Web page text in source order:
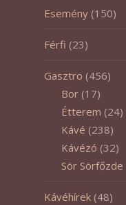
Esemény (150)
Férfi (23)
Gasztro (456)
Bor (17)
Étterem (24)
Kávé (238)
Kávézó (32)
Sör Sörfőzde
Kávéhírek (48)